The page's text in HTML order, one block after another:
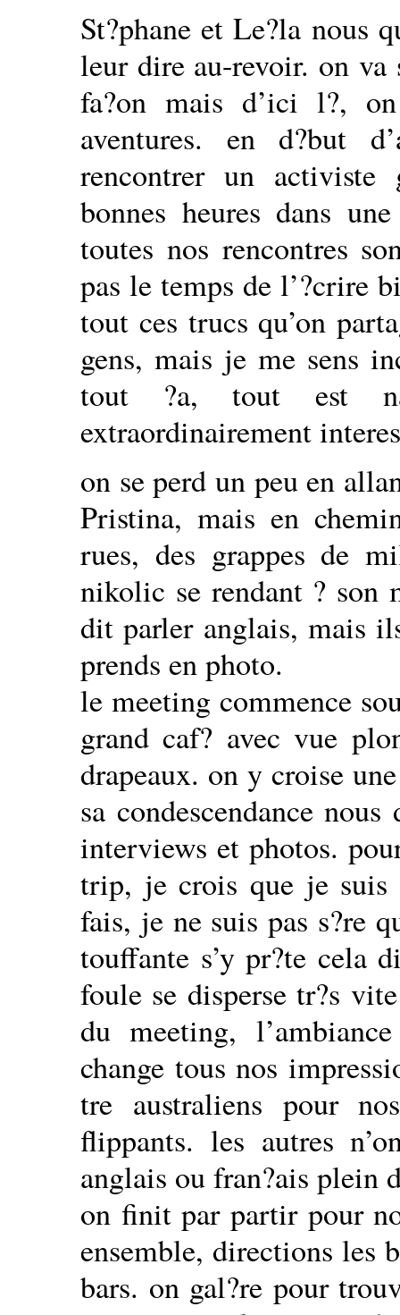
St?phane et Le?la nous
leur dire au-revoir. on
fa?on mais d’ici l?,
aventures. en d?but
rencontrer un activiste
bonnes heures dans
toutes nos rencontres
pas le temps de l’?crire
tout ces trucs qu’on
gens, mais je me sens
tout ?a, tout est
extraordinairement
on se perd un peu en
Pristina, mais en
rues, des grappes de
nikolic se rendant ? son
dit parler anglais, mais
prends en photo.
le meeting commence
grand caf? avec vue
drapeaux. on y croise
sa condescendance
interviews et photos.
trip, je crois que je suis
fais, je ne suis pas s?re
touffante s’y pr?te cela
foule se disperse tr?s
du meeting,
change tous nos
tre australiens pour
flippants. les autres
anglais ou fran?ais plein
on finit par partir pour
ensemble, directions les
bars. on gal?re pour